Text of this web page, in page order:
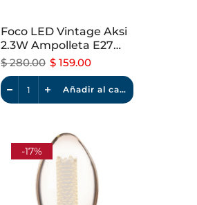
Foco LED Vintage Aksi
2.3W Ampolleta E27
Dimeable Luz Cálida
$ 280.00 $ 159.00
Añadir al carrito
-17%